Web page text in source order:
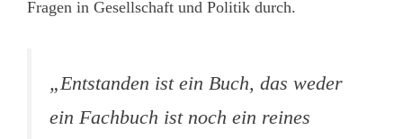
Fragen in Gesellschaft und Politik durch.
„Entstanden ist ein Buch, das weder
ein Fachbuch ist noch ein reines